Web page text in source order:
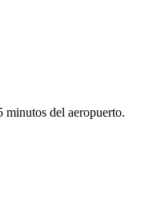
minutos del aeropuerto.